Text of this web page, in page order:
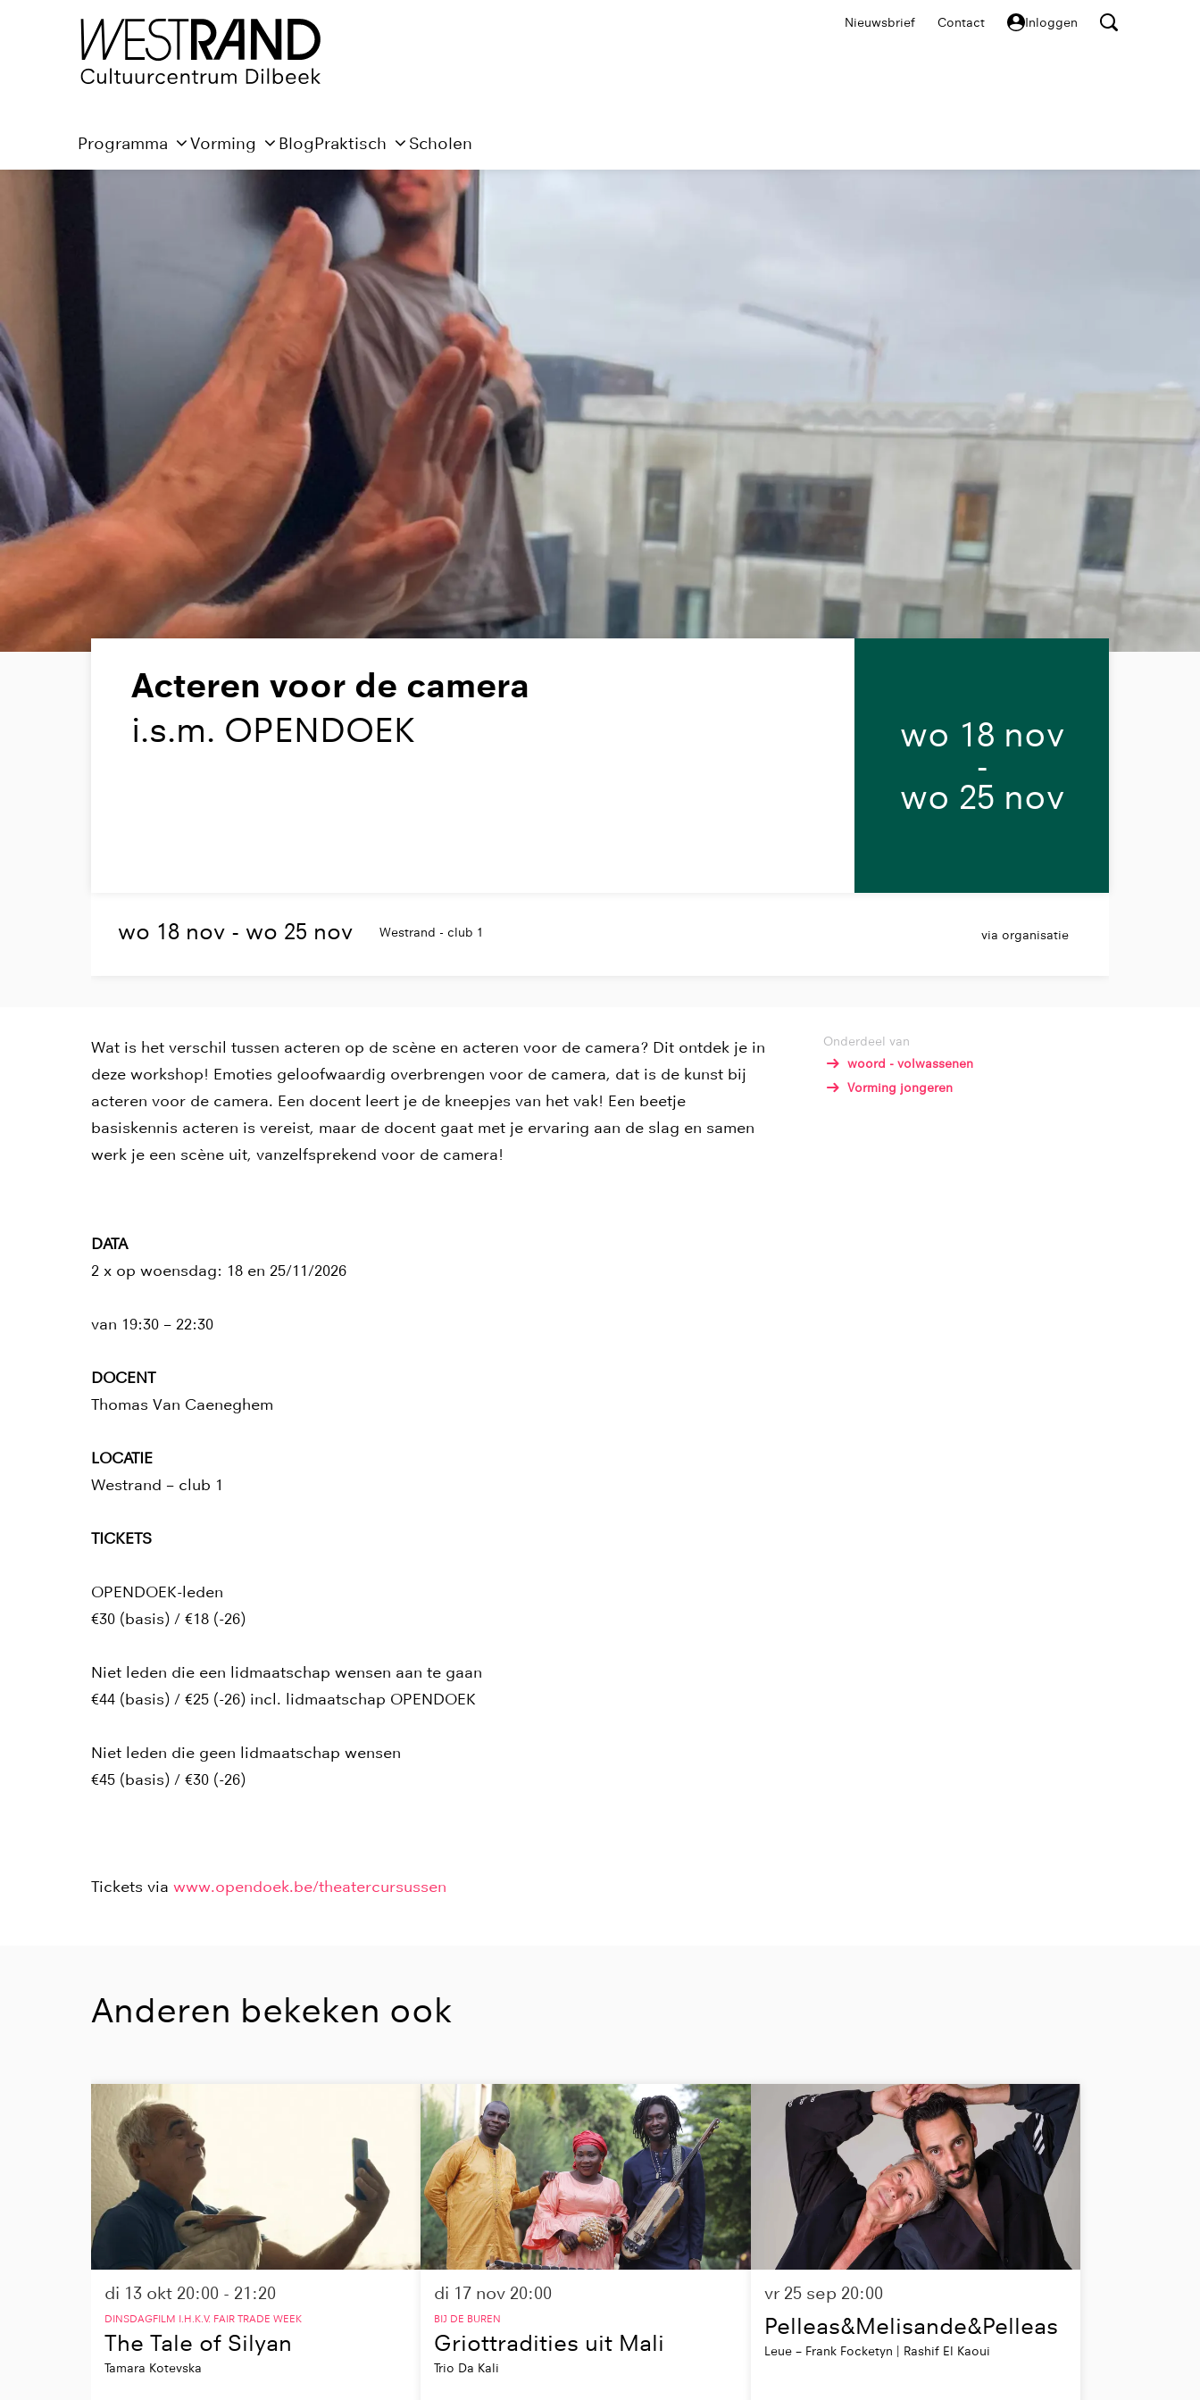
Nieuwsbrief Contact Inloggen
Programma Vorming BlogPraktisch Scholen
Acteren voor de camera
i.s.m. OPENDOEK
wo 18 nov
-
wo 25 nov
wo 18 nov - wo 25 nov Westrand - club 1 via organisatie
Wat is het verschil tussen acteren op de scène en acteren voor de camera? Dit ontdek je in
deze workshop! Emoties geloofwaardig overbrengen voor de camera, dat is de kunst bij
acteren voor de camera. Een docent leert je de kneepjes van het vak! Een beetje
basiskennis acteren is vereist, maar de docent gaat met je ervaring aan de slag en samen
werk je een scène uit, vanzelfsprekend voor de camera!
Onderdeel van
woord - volwassenen
Vorming jongeren
DATA
2 x op woensdag: 18 en 25/11/2026
van 19:30 – 22:30
DOCENT
Thomas Van Caeneghem
LOCATIE
Westrand – club 1
TICKETS
OPENDOEK-leden
€30 (basis) / €18 (-26)
Niet leden die een lidmaatschap wensen aan te gaan
€44 (basis) / €25 (-26) incl. lidmaatschap OPENDOEK
Niet leden die geen lidmaatschap wensen
€45 (basis) / €30 (-26)
Tickets via www.opendoek.be/theatercursussen
Anderen bekeken ook
The Tale of Silyan
Tamara Kotevska
DINSDAGFILM I.H.K.V. FAIR TRADE WEEK
di 13 okt 20:00 - 21:20
Griottradities uit Mali
Trio Da Kali
BIJ DE BUREN
di 17 nov 20:00
Pelleas&Melisande&Pelleas
Leue – Frank Focketyn | Rashif El Kaoui
vr 25 sep 20:00